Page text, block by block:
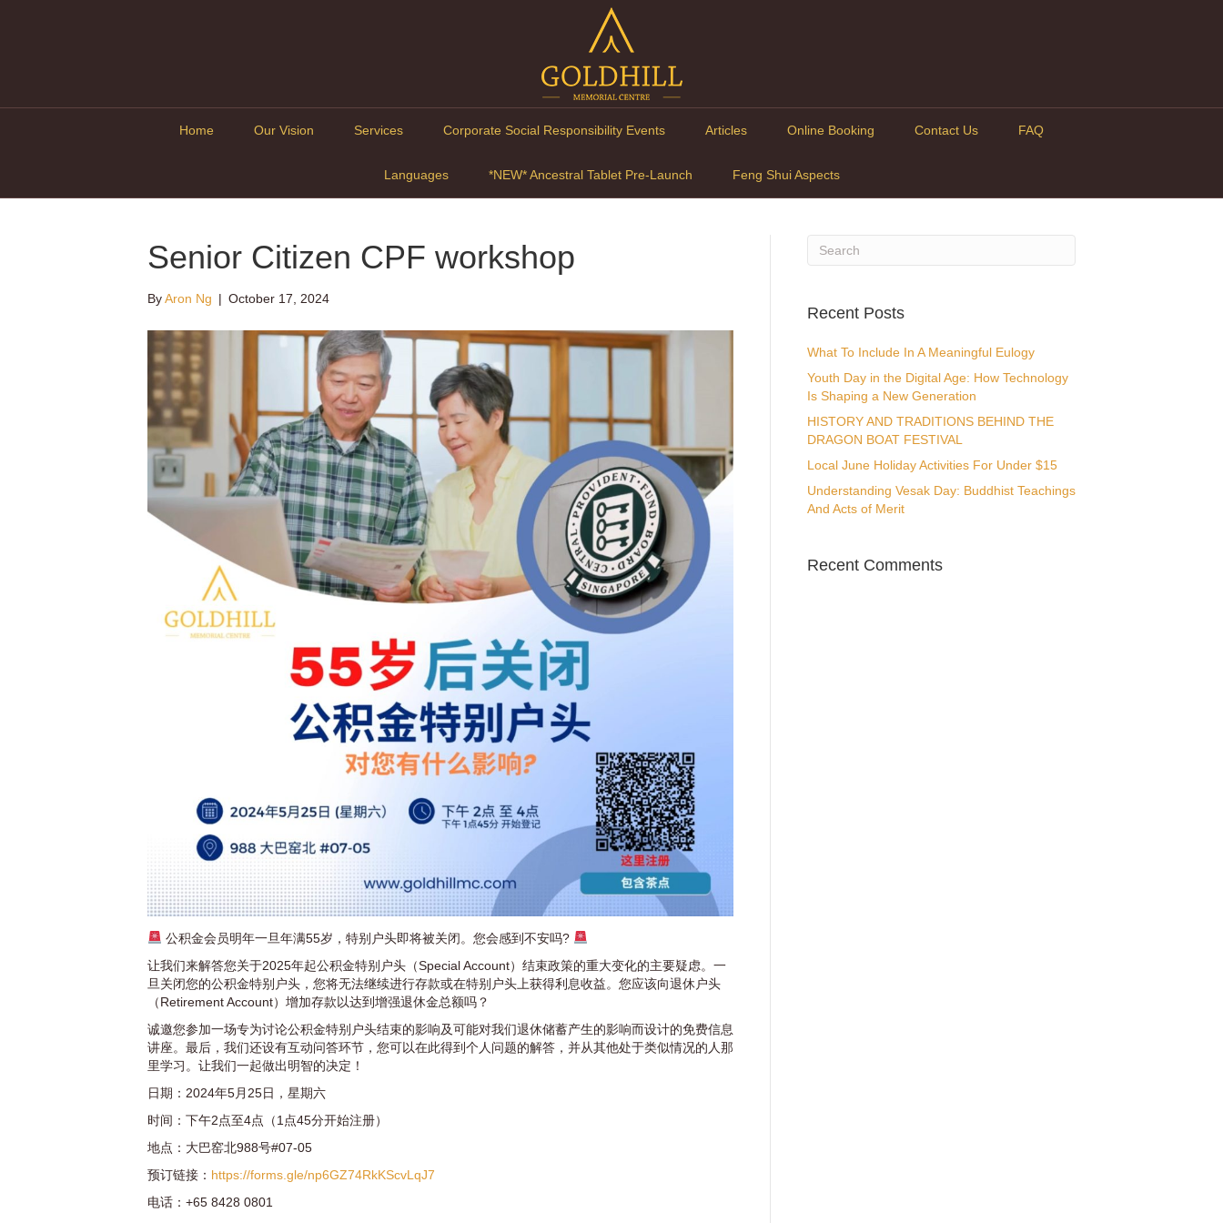
Home Our Vision Services Corporate Social Responsibility Events Articles Online Booking Contact Us FAQ
Languages *NEW* Ancestral Tablet Pre-Launch Feng Shui Aspects
Senior Citizen CPF workshop
ByAron Ng | October 17, 2024
公积金会员明年一旦年满55岁，特别户头即将被关闭。您会感到不安吗?
让我们来解答您关于2025年起公积金特别户头（Special Account）结束政策的重大变化的主要疑虑。一
旦关闭您的公积金特别户头，您将无法继续进行存款或在特别户头上获得利息收益。您应该向退休户头
（Retirement Account）增加存款以达到增强退休金总额吗？
诚邀您参加一场专为讨论公积金特别户头结束的影响及可能对我们退休储蓄产生的影响而设计的免费信息
讲座。最后，我们还设有互动问答环节，您可以在此得到个人问题的解答，并从其他处于类似情况的人那
里学习。让我们一起做出明智的决定！
日期：2024年5月25日，星期六
时间：下午2点至4点（1点45分开始注册）
地点：大巴窑北988号#07-05
预订链接： https://forms.gle/np6GZ74RkKScvLqJ7
电话：+65 8428 0801
Recent Posts
What To Include In A Meaningful Eulogy
Youth Day in the Digital Age: How Technology
Is Shaping a New Generation
HISTORY AND TRADITIONS BEHIND THE
DRAGON BOAT FESTIVAL
Local June Holiday Activities For Under $15
Understanding Vesak Day: Buddhist Teachings
And Acts of Merit
Recent Comments